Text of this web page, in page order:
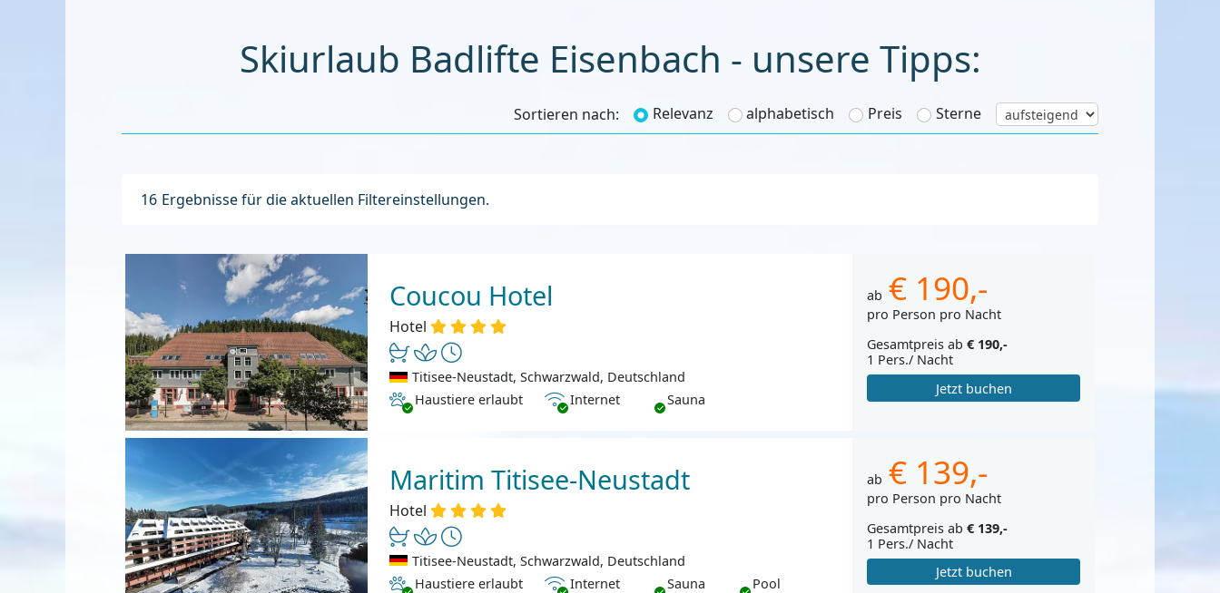
Skiurlaub Badlifte Eisenbach - unsere Tipps:
Sortieren nach: Relevanz alphabetisch Preis Sterne
16 Ergebnisse für die aktuellen Filtereinstellungen.
Coucou Hotel
Hotel
Titisee-Neustadt, Schwarzwald, Deutschland
Haustiere erlaubt
Haustiere erlaubt InternetInternet Sauna
ab € 190,-
pro Person pro Nacht
Gesamtpreis ab € 190,-
1 Pers./ Nacht
Jetzt buchen
Maritim Titisee-Neustadt
Hotel
Titisee-Neustadt, Schwarzwald, Deutschland
Haustiere erlaubt
Haustiere erlaubt InternetInternet Sauna Pool
ab € 139,-
pro Person pro Nacht
Gesamtpreis ab € 139,-
1 Pers./ Nacht
Jetzt buchen